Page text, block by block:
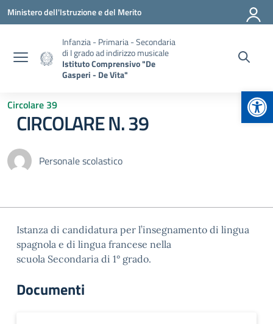
Vai ai contenuti
Vai al menu di navigazione
Vai al footer
Ministero dell'Istruzione e del Merito
Infanzia - Primaria - Secondaria
di I grado ad indirizzo musicale
Istituto Comprensivo "De
Gasperi - De Vita"
Circolare 39
CIRCOLARE N. 39
Personale scolastico
Istanza di candidatura per l’insegnamento di lingua
spagnola e di lingua francese nella
scuola Secondaria di 1° grado.
Documenti